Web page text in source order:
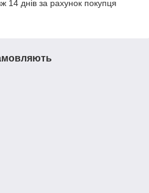
14 днів за рахунок покупця